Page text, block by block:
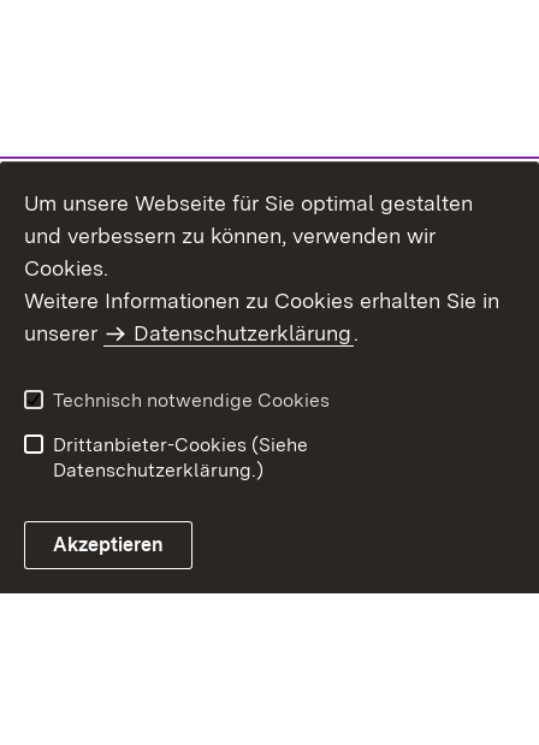
Benutzungshinweise
Erklärung zur
Um unsere Webseite für Sie optimal gestalten
und verbessern zu können, verwenden wir
Cookies.
Weitere Informationen zu Cookies erhalten Sie in
unserer
Datenschutzerklärung.
Technisch notwendige Cookies
Drittanbieter-Cookies (Siehe
Datenschutzerklärung.)
Akzeptieren